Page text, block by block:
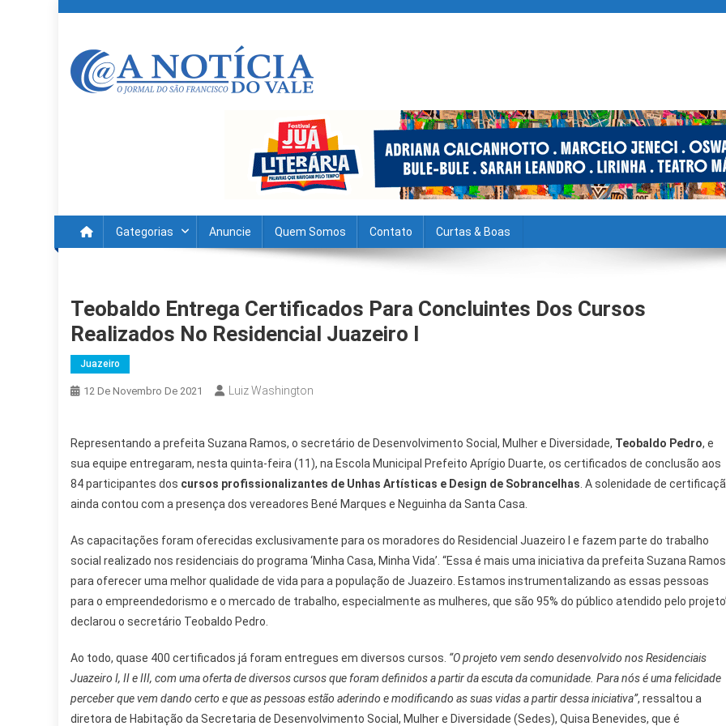
content
Gategorias Anuncie Quem Somos Contato Curtas & Boas
Teobaldo Entrega Certificados Para Concluintes Dos Cursos
Realizados No Residencial Juazeiro I
Juazeiro
12 De Novembro De 2021 Luiz Washington
Representando a prefeita Suzana Ramos, o secretário de Desenvolvimento Social, Mulher e Diversidade, Teobaldo Pedro, e
sua equipe entregaram, nesta quinta-feira (11), na Escola Municipal Prefeito Aprígio Duarte, os certificados de conclusão aos
84 participantes dos cursos profissionalizantes de Unhas Artísticas e Design de Sobrancelhas . A solenidade de
ainda contou com a presença dos vereadores Bené Marques e Neguinha da Santa Casa.
As capacitações foram oferecidas exclusivamente para os moradores do Residencial Juazeiro I e fazem parte do trabalho
social realizado nos residenciais do programa ‘Minha Casa, Minha Vida’. “Essa é mais uma iniciativa da prefeita Suzana Ramos
para oferecer uma melhor qualidade de vida para a população de Juazeiro. Estamos instrumentalizando as essas pessoas
para o empreendedorismo e o mercado de trabalho, especialmente as mulheres, que são 95% do público atendido pelo
declarou o secretário Teobaldo Pedro.
Ao todo, quase 400 certificados já foram entregues em diversos cursos. “O projeto vem sendo desenvolvido nos Residenciais
Juazeiro I, II e III, com uma oferta de diversos cursos que foram definidos a partir da escuta da comunidade. Para nós é uma felicidade
perceber que vem dando certo e que as pessoas estão aderindo e modificando as suas vidas a partir dessa iniciativa”, ressaltou a
diretora de Habitação da Secretaria de Desenvolvimento Social, Mulher e Diversidade (Sedes), Quisa Benevides, que é